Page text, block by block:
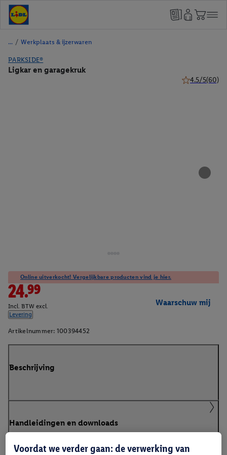
/ Werkplaats & ijzerwaren
PARKSIDE®
Ligkar en garagekruk
4.5/5(60)
Online uitverkocht! Vergelijkbare producten vind je hier.
24.99
Incl. BTW excl.
Levering
Waarschuw mij
Artikelnummer: 100394452
Beschrijving
Handleidingen en downloads
Voordat we verder gaan: de verwerking van